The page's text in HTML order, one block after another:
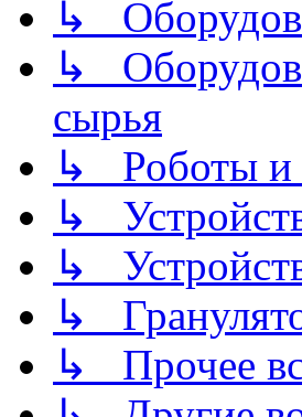
↳
↳
сырья
↳ Роботы и
↳
↳
↳
↳ Прочее